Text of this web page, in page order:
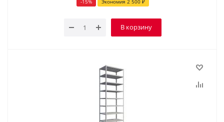
-15% Экономия 2 500₽
В корзину